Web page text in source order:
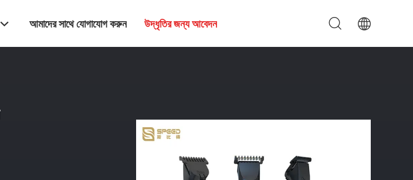
আমাদের সাথে যোগাযোগ করুন উদ্ধৃতির জন্য আবেদন